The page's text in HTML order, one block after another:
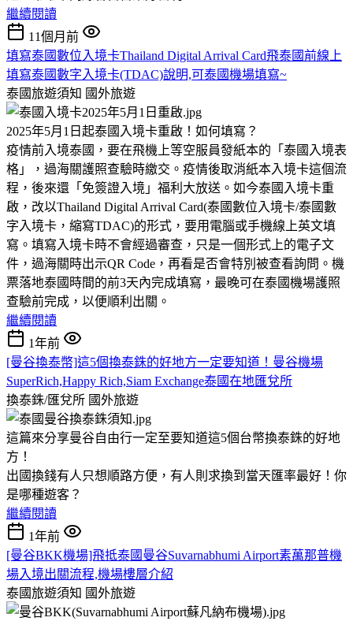
繼續閱讀
11個月前
填寫泰國數位入境卡Thailand Digital Arrival Card飛泰國前線上
填寫泰國數字入境卡(TDAC)說明,可泰國機場填寫~
泰國旅遊須知 國外旅遊
2025年5月1日起泰國入境卡重啟！如何填寫？
疫情前入境泰國，要在飛機上等空服員發紙本的「泰國入境表
格」，過海關護照查驗時繳交。疫情後取消紙本入境卡這個流
程，後來還「免簽證入境」福利大放送。如今泰國入境卡重
啟，改以Thailand Digital Arrival Card(泰國數位入境卡/泰國數
字入境卡，縮寫TDAC)的形式，要用電腦或手機線上英文填
寫。填寫入境卡時不會經過審查，只是一個形式上的電子文
件，過海關時出示QR Code，再看是否會特別被查看詢問。機
票落地泰國時間的前3天內完成填寫，最晚可在泰國機場護照
查驗前完成，以便順利出關。
繼續閱讀
1年前
[曼谷換泰幣]這5個換泰銖的好地方一定要知道！曼谷機場
SuperRich,Happy Rich,Siam Exchange泰國在地匯兌所
換泰銖/匯兌所 國外旅遊
這篇來分享曼谷自由行一定至要知道這5個台幣換泰銖的好地
方！
出國換錢有人只想順路方便，有人則求換到當天匯率最好！你
是哪種遊客？
繼續閱讀
1年前
[曼谷BKK機場]飛抵泰國曼谷Suvarnabhumi Airport素萬那普機
場入境出關流程,機場樓層介紹
泰國旅遊須知 國外旅遊